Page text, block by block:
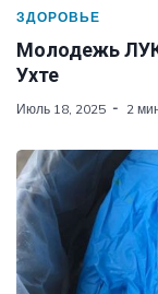
ЗДОРОВЬЕ
Молодежь
Ухте
Июль 18, 2025 2